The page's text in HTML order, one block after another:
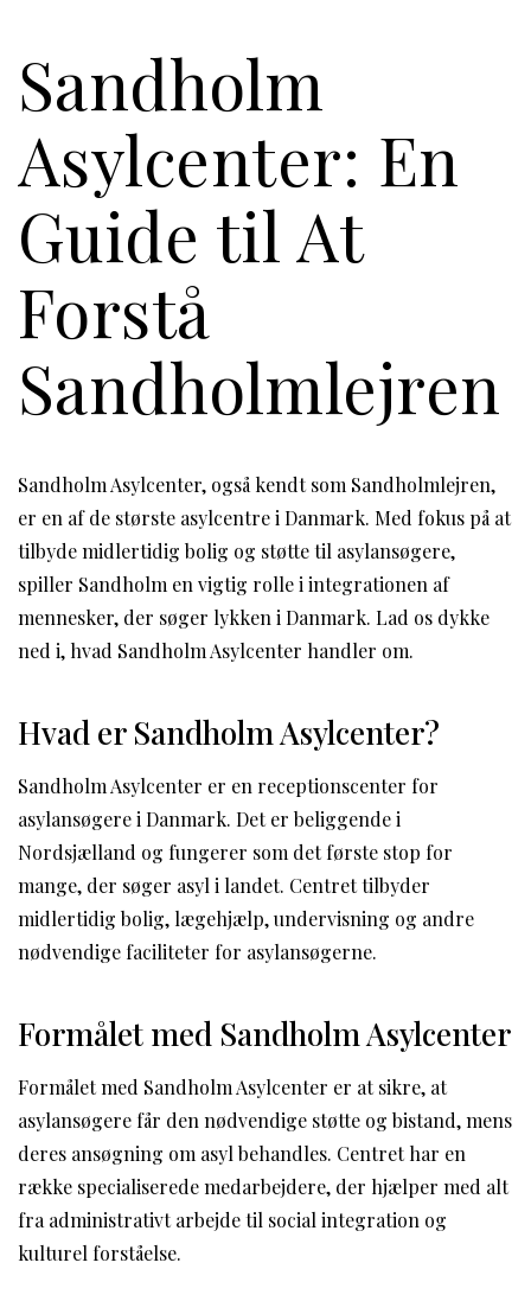
Sandholm
Asylcenter: En
Guide til At
Forstå
Sandholmlejren
Sandholm Asylcenter, også kendt som Sandholmlejren,
er en af de største asylcentre i Danmark. Med fokus på at
tilbyde midlertidig bolig og støtte til asylansøgere,
spiller Sandholm en vigtig rolle i integrationen af
mennesker, der søger lykken i Danmark. Lad os dykke
ned i, hvad Sandholm Asylcenter handler om.
Hvad er Sandholm Asylcenter?
Sandholm Asylcenter er en receptionscenter for
asylansøgere i Danmark. Det er beliggende i
Nordsjælland og fungerer som det første stop for
mange, der søger asyl i landet. Centret tilbyder
midlertidig bolig, lægehjælp, undervisning og andre
nødvendige faciliteter for asylansøgerne.
Formålet med Sandholm Asylcenter
Formålet med Sandholm Asylcenter er at sikre, at
asylansøgere får den nødvendige støtte og bistand, mens
deres ansøgning om asyl behandles. Centret har en
række specialiserede medarbejdere, der hjælper med alt
fra administrativt arbejde til social integration og
kulturel forståelse.